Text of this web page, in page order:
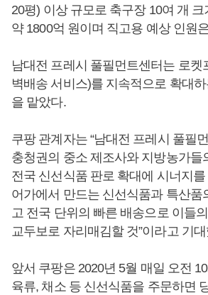
20평) 이상 규모로 축구장 10여 개
약 1800억 원이며 직고용 예상 인원
남대전 프레시 풀필먼트센터는 로켓
벽배송 서비스)를 지속적으로 확대
을 맡았다.
쿠팡 관계자는 “남대전 프레시 풀필
충청권의 중소 제조사와 지방농가들
전국 신선식품 판로 확대에 시너지를
어가에서 만드는 신선식품과 특산품
고 전국 단위의 빠른 배송으로 이들
교두보로 자리매김할 것”이라고 기
앞서 쿠팡은 2020년 5월 매일 오전
육류, 채소 등 신선식품을 주문하면